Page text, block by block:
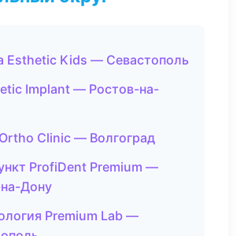
Esthetic Kids — Севастополь
Implant — Ростов-на-
Clinic — Волгоград
ProfiDent Premium —
Дону
Premium Lab —